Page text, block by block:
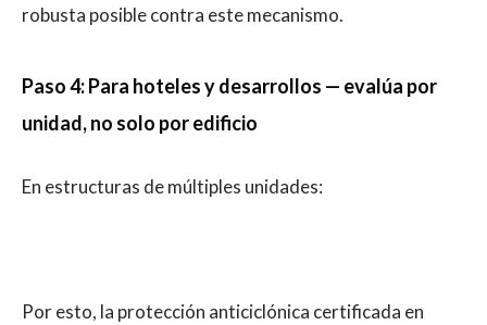
robusta posible contra este mecanismo.
Paso 4: Para hoteles y desarrollos — evalúa por
unidad, no solo por edificio
En estructuras de múltiples unidades:
Por esto, la protección anticiclónica certificada en